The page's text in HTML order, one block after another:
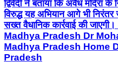
द्विवेदी ने बताया कि अवैध मदिरा
विरुद्ध यह अभियान आगे भी निरंतर
सख्त वैधानिक कार्रवाई की
Madhya Pradesh Dr
Madhya Pradesh Home
Pradesh